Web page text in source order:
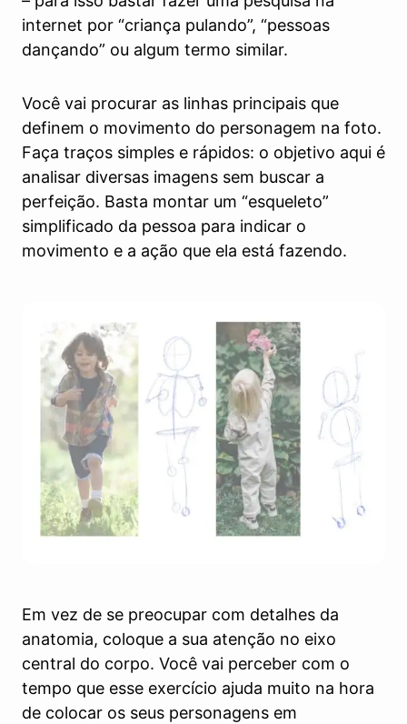
internet por “criança pulando”, “pessoas
dançando” ou algum termo similar.
Você vai procurar as linhas principais que
definem o movimento do personagem na foto.
Faça traços simples e rápidos: o objetivo aqui é
analisar diversas imagens sem buscar a
perfeição. Basta montar um “esqueleto”
simplificado da pessoa para indicar o
movimento e a ação que ela está fazendo.
Em vez de se preocupar com detalhes da
anatomia, coloque a sua atenção no eixo
central do corpo. Você vai perceber com o
tempo que esse exercício ajuda muito na hora
de colocar os seus personagens em